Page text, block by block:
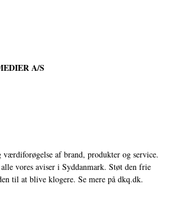
A/S
af brand, produkter og service.
vores aviser i Syddanmark. Støt den frie
til at blive klogere. Se mere på dkq.dk.